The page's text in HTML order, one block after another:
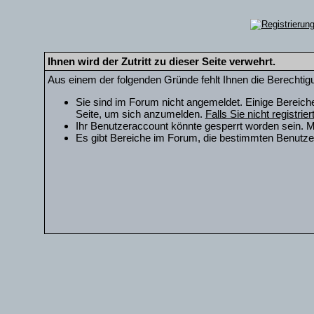
Ihnen wird der Zutritt zu dieser Seite verwehrt.
Aus einem der folgenden Gründe fehlt Ihnen die
Sie sind im Forum nicht angemeldet. Einige
Seite, um sich anzumelden. Falls Sie nicht
Ihr Benutzeraccount könnte gesperrt worden sein.
Es gibt Bereiche im Forum, die bestimmten